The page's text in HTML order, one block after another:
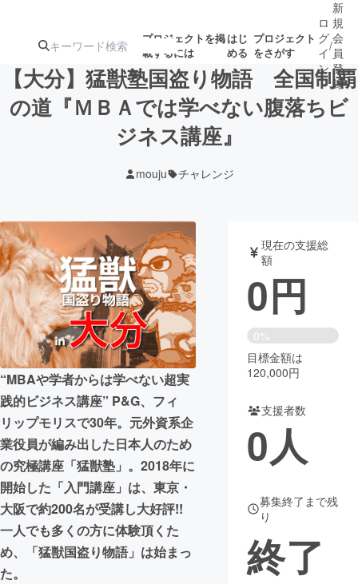
プロジェクトを掲
載するには
はじ
める
プロジェクト
をさがす
注目の新着プロ募集終了が近いプ
テクノロジー・ガジェット
映像・映画 書籍・雑誌
ビジネス・起業 チャレンジ
まちづくり・地域活性化
CAMPFIRE for Social Good
CAMPFIRE Creation
CAMPFIREふるさと納税machi-ya コミュニティ
ロ
グ
イ
ン
/
新
規
会
員
登
録
【大分】猛獣塾国盗り物語 全国制覇
の道『ＭＢＡでは学べない腹落ちビ
ジネス講座』
mouju チャレンジ
“MBAや学者からは学べない超実
践的ビジネス講座” P&G、フィ
リップモリスで30年。元外資系企
業役員が編み出した​日本人のため
の究極講座「猛獣塾」。​ 2018年に
開始した「入門講座」は、東京・
大阪で約200名が受講し大好評!!
一人でも多くの方に体験頂くた
め、「猛獣国盗り物語」は始まっ
た。
現在の支援総
額
0円
0%
目標金額は
120,000円
支援者数
0人
募集終了まで残
り
終了